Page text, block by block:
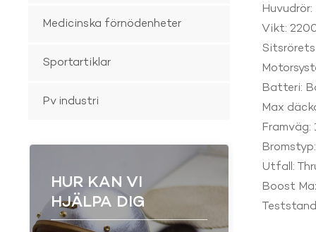
Huvudrör:
Vikt:
Sitsrörets
Batteri:
Max
Utfall:
Boost
Medicinska förnödenheter
Sportartiklar
Pv industri
HUR KAN VI
HJÄLPA DIG